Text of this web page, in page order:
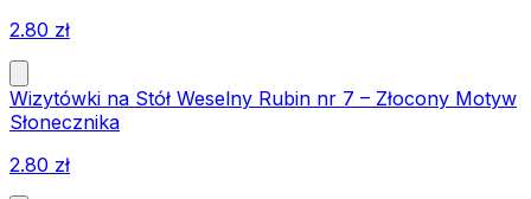
2.80 zł
Wizytówki na Stół Weselny Rubin nr 7 – Złocony Motyw
Słonecznika
2.80 zł